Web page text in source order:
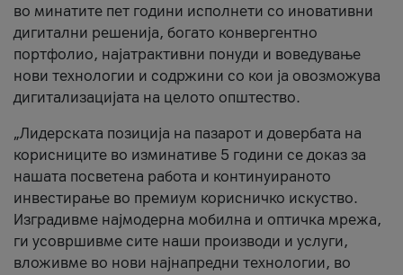
во минатите пет години исполнети со иновативни
дигитални решенија, богато конвергентно
портфолио, најатрактивни понуди и воведување
нови технологии и содржини со кои ја овозможува
дигитализацијата на целото општество.
„Лидерската позиција на пазарот и довербата на
корисниците во изминативе 5 години се доказ за
нашата посветена работа и континуираното
инвестирање во премиум корисничко искуство.
Изградивме најмодерна мобилна и оптичка мрежа,
ги усовршивме сите наши производи и услуги,
вложивме во нови најнапредни технологии, во